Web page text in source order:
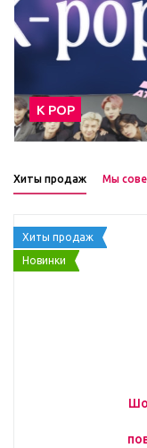
К POP
Хиты продаж Мы
Хиты продаж
Новинки